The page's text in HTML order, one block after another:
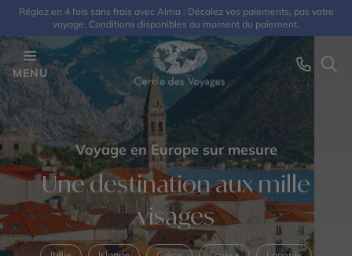
Réglez en 4 fois sans frais avec Alma : Décalez vos paiements, pas votre
voyage. Conditions disponibles au moment du paiement.
MENU
Voyage en Europe sur mesure
Une destination aux mille
visages